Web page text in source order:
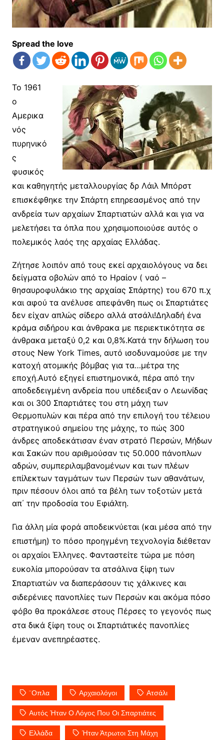
Spread the love
Το 1961
ο
Αμερικα
νός
πυρηνικό
ς
φυσικός
και καθηγητής μεταλλουργίας δρ Λάιλ Μπόρστ
επισκέφθηκε την Σπάρτη επηρεασμένος από την
ανδρεία των αρχαίων Σπαρτιατών αλλά και για να
μελετήσει τα όπλα που χρησιμοποιούσε αυτός ο
πολεμικός λαός της αρχαίας Ελλάδας.
Ζήτησε λοιπόν από τους εκεί αρχαιολόγους να δει
δείγματα οβολών από το Ηραίον ( ναό –
θησαυροφυλάκιο της αρχαίας Σπάρτης) του 670 π.χ
και αφού τα ανέλυσε απεφάνθη πως οι Σπαρτιάτες
δεν είχαν απλώς σίδερο αλλά ατσάλι!Δηλαδή ένα
κράμα σιδήρου και άνθρακα με περιεκτικότητα σε
άνθρακα μεταξύ 0,2 και 0,8%.Κατά την δήλωση του
στους New York Times, αυτό ισοδυναμούσε με την
κατοχή ατομικής βόμβας για τα…μέτρα της
εποχή.Αυτό εξηγεί επιστημονικά, πέρα από την
αποδεδειγμένη ανδρεία που υπέδειξαν ο Λεωνίδας
και οι 300 Σπαρτιάτες του στη μάχη των
Θερμοπυλών και πέρα από την επιλογή του τέλειου
στρατηγικού σημείου της μάχης, το πώς 300
άνδρες αποδεκάτισαν έναν στρατό Περσών, Μήδων
και Σακών που αριθμούσαν τις 50.000 πάνοπλων
αδρών, συμπεριλαμβανομένων και των πλέων
επίλεκτων ταγμάτων των Περσών των αθανάτων,
πριν πέσουν όλοι από τα βέλη των τοξοτών μετά
απ΄ την προδοσία του Εφιάλτη.
Για άλλη μία φορά αποδεικνύεται (και μέσα από την
επιστήμη) το πόσο προηγμένη τεχνολογία διέθεταν
οι αρχαίοι Έλληνες. Φανταστείτε τώρα με πόση
ευκολία μπορούσαν τα ατσάλινα ξίφη των
Σπαρτιατών να διαπεράσουν τις χάλκινες και
σιδερένιες πανοπλίες των Περσών και ακόμα πόσο
φόβο θα προκάλεσε στους Πέρσες το γεγονός πως
στα δικά ξίφη τους οι Σπαρτιάτικές πανοπλίες
έμεναν ανεπηρέαστες.
¨οπλα Αρχαιολόγοι Ατσάλι
Αυτός Ήταν Ο Λόγος Που Οι Σπαρτιάτες
Ελλάδα Ήταν Άτρωτοι Στη Μάχη